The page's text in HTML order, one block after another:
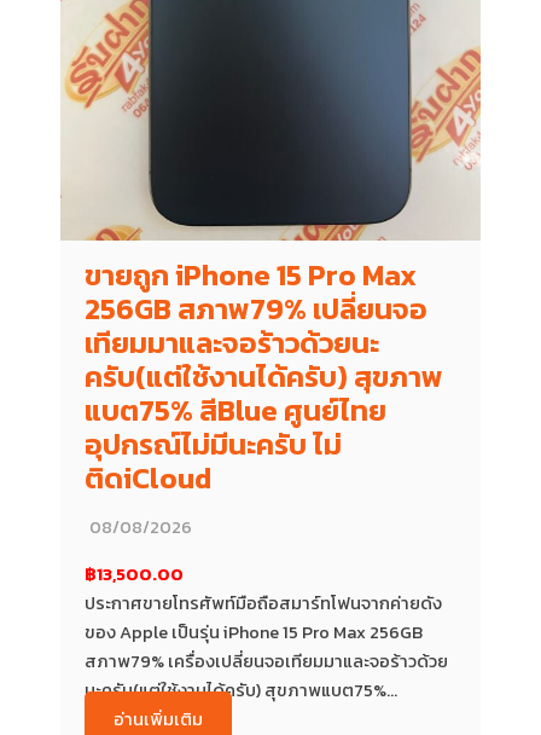
ขายถูก iPhone 15 Pro Max
256GB สภาพ79% เปลี่ยนจอ
เทียมมาและจอร้าวด้วยนะ
ครับ(แต่ใช้งานได้ครับ) สุขภาพ
แบต75% สีBlue ศูนย์ไทย
อุปกรณ์ไม่มีนะครับ ไม่
ติดiCloud
08/08/2026
฿13,500.00
ประกาศขายโทรศัพท์มือถือสมาร์ทโฟนจากค่ายดัง
ของ Apple เป็นรุ่น iPhone 15 Pro Max 256GB
สภาพ79% เครื่องเปลี่ยนจอเทียมมาและจอร้าวด้วย
นะครับ(แต่ใช้งานได้ครับ) สุขภาพแบต75%...
อ่านเพิ่มเติม